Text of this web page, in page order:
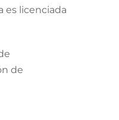
es licenciada
de